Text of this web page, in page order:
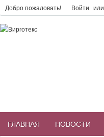
Добро пожаловать! Войти или
ГЛАВНАЯ НОВОСТИ